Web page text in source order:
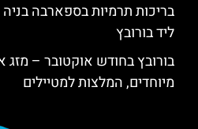
ליד בורובץ
בורובץ בחודש אוקטובר – מזג
מיוחדים, המלצות למטיילים